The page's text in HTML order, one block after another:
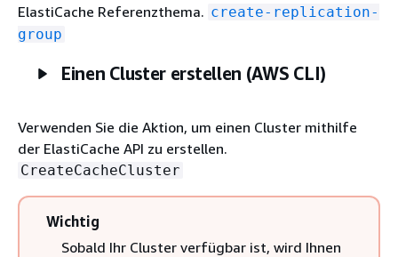
ElastiCache Referenzthema. create-replication-
group
Einen Cluster erstellen (AWS CLI)
Verwenden Sie die Aktion, um einen Cluster mithilfe
der ElastiCache API zu erstellen.
CreateCacheCluster
Wichtig
Sobald Ihr Cluster verfügbar ist, wird Ihnen